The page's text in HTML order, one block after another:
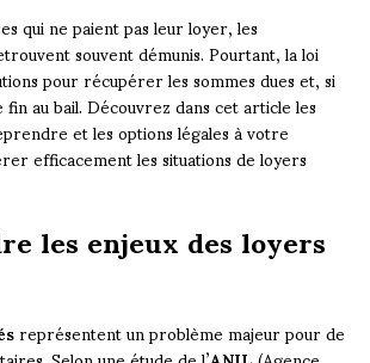
qui ne paient pas leur loyer, les
souvent démunis. Pourtant, la loi
pour récupérer les sommes dues et, si
au bail. Découvrez dans cet article les
et les options légales à votre
efficacement les situations de loyers
les enjeux des loyers
représentent un problème majeur pour de